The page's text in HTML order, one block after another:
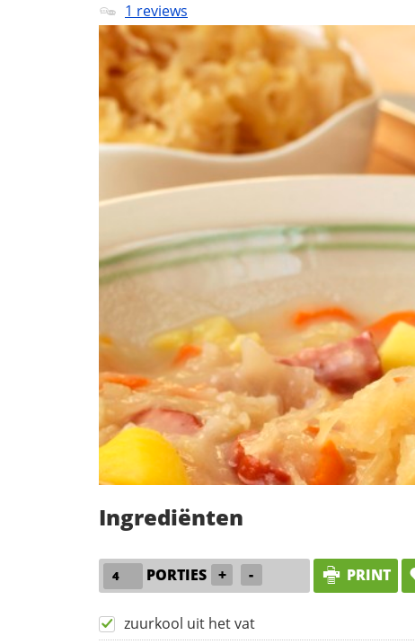
1 reviews
Ingrediënten
PORTIES + - PRINT
zuurkool uit het vat